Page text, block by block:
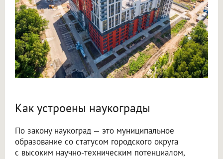
Как устроены наукограды
По закону наукоград — это муниципальное
образование со статусом городского округа
с высоким научно-техническим потенциалом,